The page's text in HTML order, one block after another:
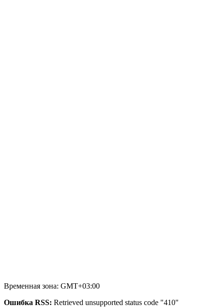
Временная зона: GMT+03:00
Ошибка RSS: Retrieved unsupported status code "410"